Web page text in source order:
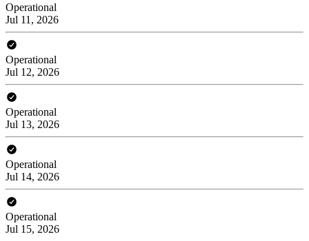
Operational
Jul 11, 2026
Operational
Jul 12, 2026
Operational
Jul 13, 2026
Operational
Jul 14, 2026
Operational
Jul 15, 2026